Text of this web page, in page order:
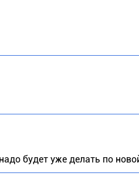
будет уже делать по